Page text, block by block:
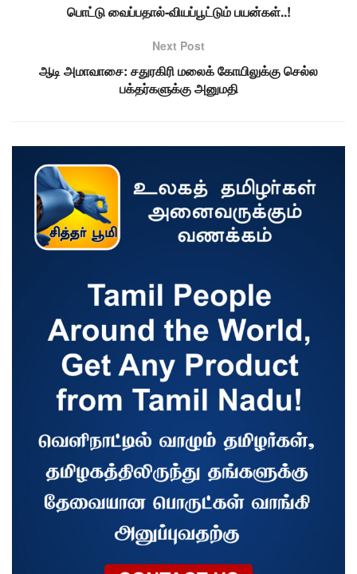
பொட்டு வைப்பதால்-வியப்பூட்டும் பயன்கள்..!
Next Post
ஆடி அமாவாசை: சதுரகிரி மலைக் கோயிலுக்கு செல்ல
பக்தர்களுக்கு அனுமதி